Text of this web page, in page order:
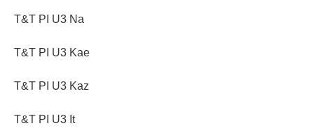
T&T PI U3 Na
T&T PI U3 Kae
T&T PI U3 Kaz
T&T PI U3 It